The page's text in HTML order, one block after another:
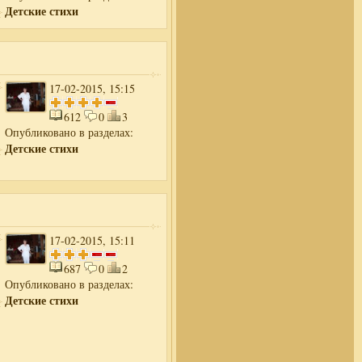
Детские стихи
17-02-2015, 15:15
612
0
3
Опубликовано в разделах:
Детские стихи
17-02-2015, 15:11
687
0
2
Опубликовано в разделах:
Детские стихи